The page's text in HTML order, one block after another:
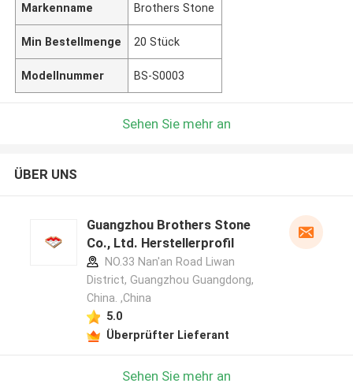
Markenname Brothers Stone
Min Bestellmenge 20 Stück
Modellnummer BS-S0003
Sehen Sie mehr an
ÜBER UNS
Guangzhou Brothers Stone
Co., Ltd. Herstellerprofil
NO.33 Nan'an Road Liwan
District, Guangzhou Guangdong,
China. ,China
5.0
Überprüfter Lieferant
Sehen Sie mehr an